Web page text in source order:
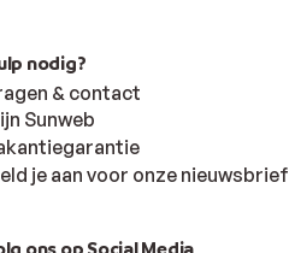
nodig?
& contact
Sunweb
je aan voor onze nieuwsbrief